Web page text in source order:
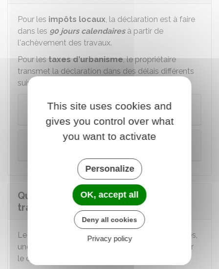
Pour les impôts locaux, la déclaration est à faire
dans les 90 jours calendaires à partir de
l'achèvement des travaux.
Pour lestaxes d'urbanisme, le propriétaire
transmet la déclaration dans des délais différents
suivant la
Projet d'une surface de plancher inférieure à
5 000 m²
Projet d'une surface de plancher égale ou
Quelles déclarations sont à
transmettre aux impôts ?
Le propriétaire doit faire 2 déclarations différentes,
une pour le calcul des impôts locaux, l'autre pour
le calcul des taxes d'urbanisme.
This site uses cookies and
gives you control over what
you want to activate
Personalize
OK, accept all
Deny all cookies
Privacy policy